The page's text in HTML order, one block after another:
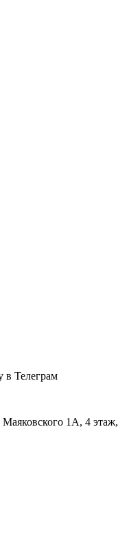
в Телеграм
1А, 4 этаж,